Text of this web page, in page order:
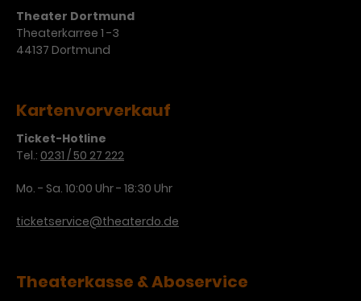
Theater Dortmund
Theaterkarree 1 -3
44137 Dortmund
Kartenvorverkauf
Ticket-Hotline
Tel.: 0231 / 50 27 222
Mo. - Sa. 10:00 Uhr - 18:30 Uhr
ticketservice@theaterdo.de
Theaterkasse & Aboservice